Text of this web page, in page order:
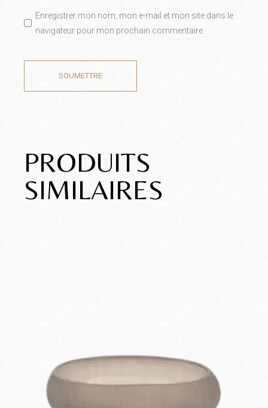
Enregistrer mon nom, mon e-mail et mon site dans le
navigateur pour mon prochain commentaire.
SOUMETTRE
PRODUITS
SIMILAIRES